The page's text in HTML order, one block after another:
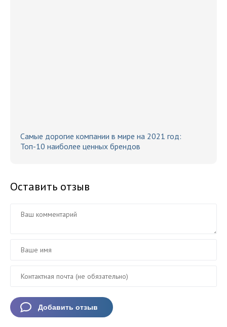
Самые дорогие компании в мире на 2021 год:
Топ-10 наиболее ценных брендов
Оставить отзыв